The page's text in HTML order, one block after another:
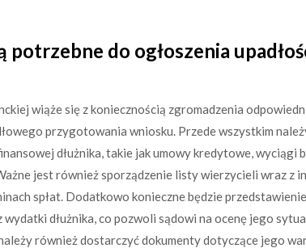
potrzebne do ogłoszenia
wiąże się z koniecznością zgromadzenia
przygotowania wniosku. Przede wszystkim
dłużnika, takie jak umowy kredytowe, wyciągi
jest również sporządzenie listy wierzycieli wraz z
spłat. Dodatkowo konieczne będzie
dłużnika, co pozwoli sądowi na ocenę jego
również dostarczyć dokumenty dotyczące jego